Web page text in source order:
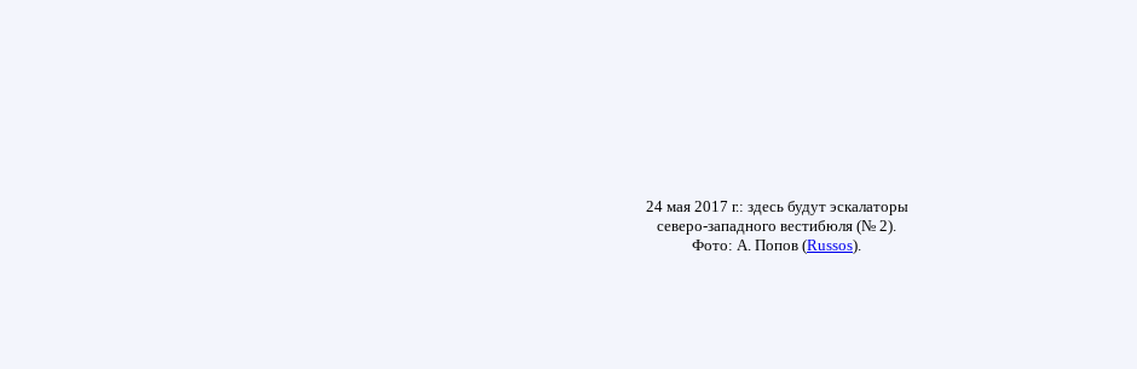
24 мая 2017 г.: здесь будут эскалаторы
северо-западного вестибюля (№ 2).
Фото: А. Попов (Russos).